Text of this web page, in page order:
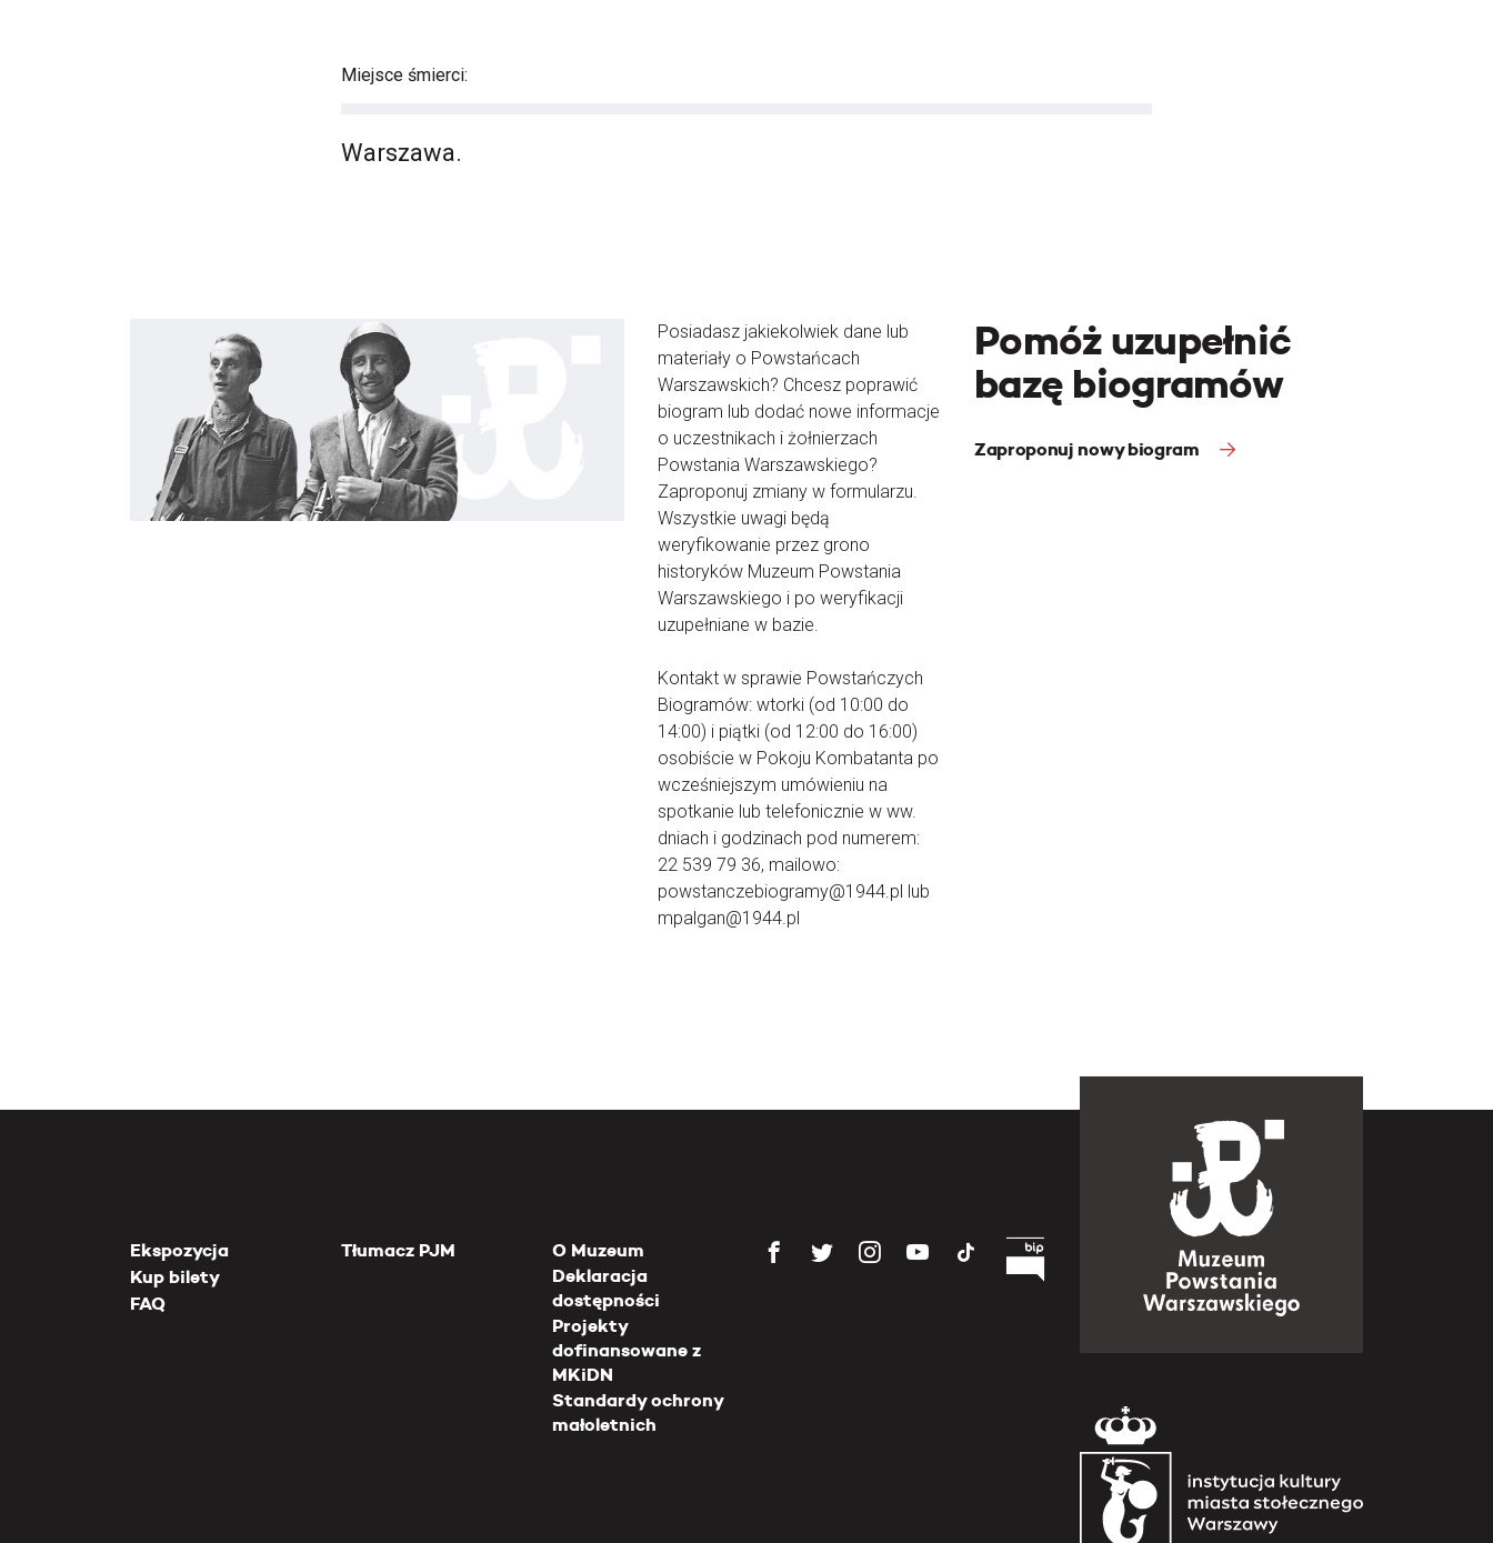
Miejsce śmierci:
Warszawa.
Posiadasz jakiekolwiek dane lub
materiały o Powstańcach
Warszawskich? Chcesz poprawić
biogram lub dodać nowe informacje
o uczestnikach i żołnierzach
Powstania Warszawskiego?
Zaproponuj zmiany w formularzu.
Wszystkie uwagi będą
weryfikowanie przez grono
historyków Muzeum Powstania
Warszawskiego i po weryfikacji
uzupełniane w bazie.
Kontakt w sprawie Powstańczych
Biogramów: wtorki (od 10:00 do
14:00) i piątki (od 12:00 do 16:00)
osobiście w Pokoju Kombatanta po
wcześniejszym umówieniu na
spotkanie lub telefonicznie w ww.
dniach i godzinach pod numerem:
22 539 79 36, mailowo:
powstanczebiogramy@1944.pl lub
mpalgan@1944.pl
Pomóż uzupełnić
bazę biogramów
Zaproponuj nowy biogram
Ekspozycja
Kup bilety
FAQ
Tłumacz PJM
O Muzeum
Deklaracja
dostępności
Projekty
dofinansowane z
MKiDN
Standardy ochrony
małoletnich